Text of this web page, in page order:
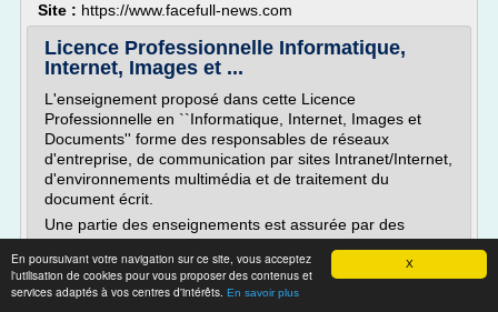
X
En poursuivant votre navigation sur ce site, vous acceptez
l'utilisation de cookies pour vous proposer des contenus et
services adaptés à vos centres d'intérêts. En savoir plus
Site : https://www.facefull-news.com
Licence Professionnelle Informatique,
Internet, Images et ...
L'enseignement proposé dans cette Licence
Professionnelle en ``Informatique, Internet, Images et
Documents'' forme des responsables de réseaux
d'entreprise, de communication par sites Intranet/Internet,
d'environnements multimédia et de traitement du
document écrit.
Une partie des enseignements est assurée par des
professionnels des entreprises qui se sont associées au
projet. Complété par un projet tutoré et un stage, cet
environnement assure aux diplômés une insertion
professionnelle rapide, et la prise de responsabilité sur